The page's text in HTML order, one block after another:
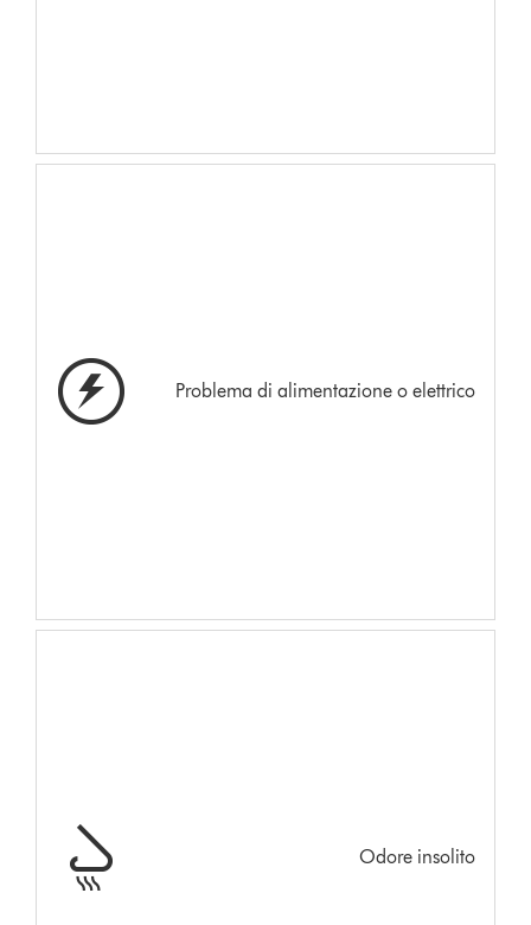
Problema di alimentazione o elettrico
Odore insolito